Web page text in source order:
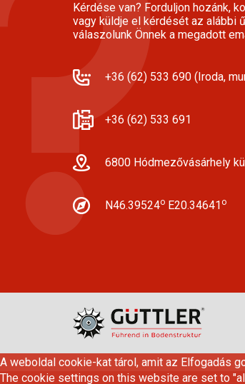
Kérdése van? Forduljon hozánk,
vagy küldje el kérdését az alábbi
válaszolunk Önnek a megadott
+36 (62) 533 690 (Iroda,
+36 (62) 533 691
6800 Hódmezővásárhely
N46.39524o E20.34641 o
A weboldal cookie-kat tárol, amit az Elfogadás
The cookie settings on this website are set to